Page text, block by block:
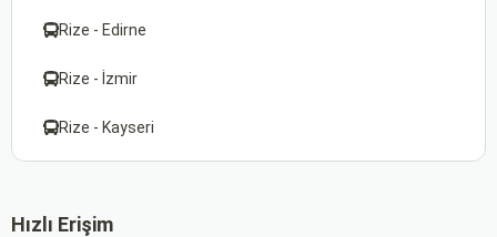
Rize - Edirne
Rize - İzmir
Rize - Kayseri
Hızlı Erişim